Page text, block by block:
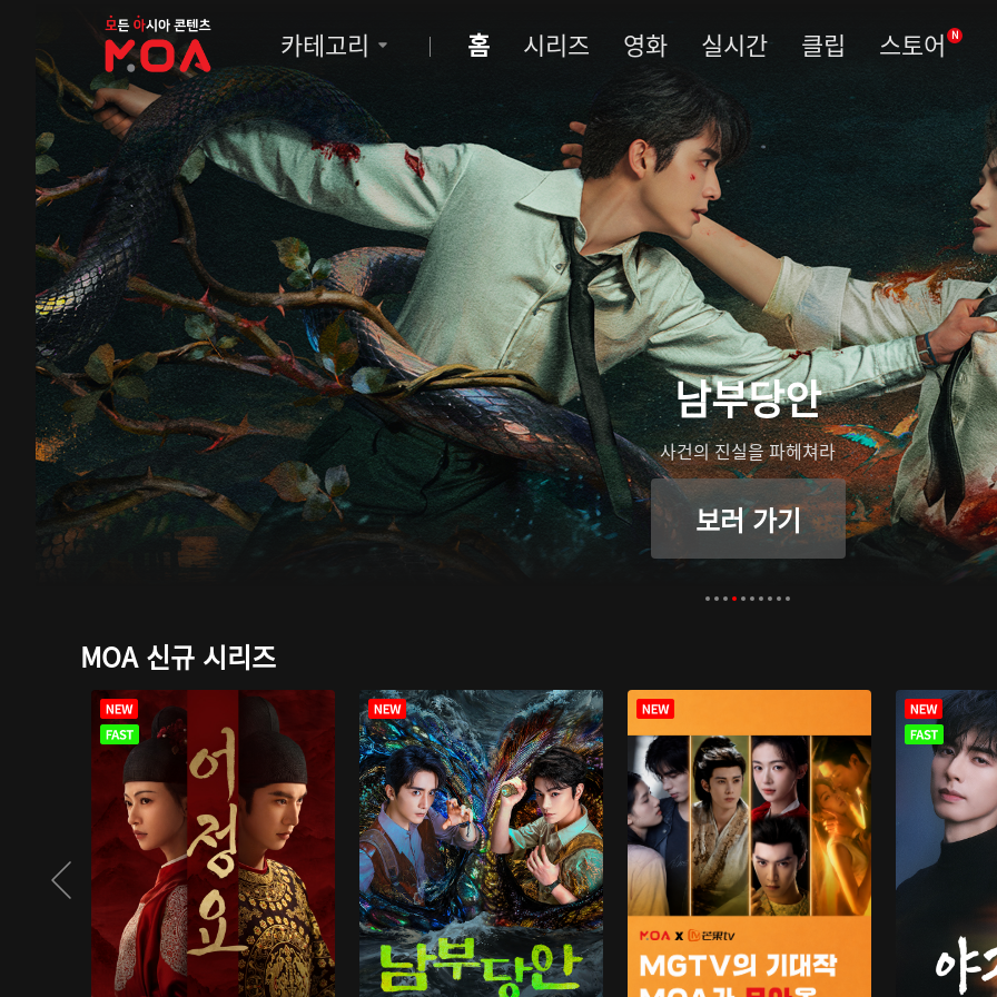
MOA
카테고리 홈 시리즈 영화 실시간 클립 스토어 N
남부당안
사건의 진실을 파헤쳐라
보러 가기
MOA 신규 시리즈